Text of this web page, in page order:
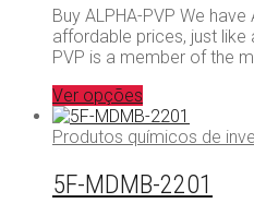
Buy ALPHA-PVP We
affordable prices, just
PVP is a member of the
Ver opções
Produtos químicos de
5F-MDMB-2201